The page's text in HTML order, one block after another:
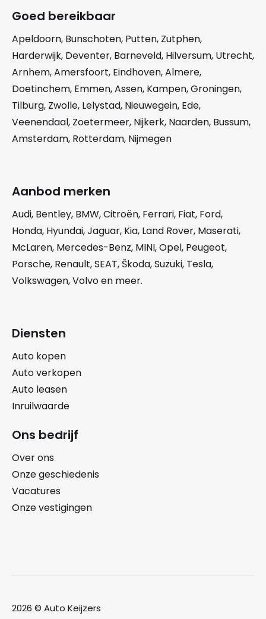
Goed bereikbaar
Apeldoorn, Bunschoten, Putten, Zutphen,
Harderwijk, Deventer, Barneveld, Hilversum, Utrecht,
Arnhem,Amersfoort, Eindhoven,Almere,
Doetinchem, Emmen,Assen, Kampen,Groningen,
Tilburg, Zwolle, Lelystad, Nieuwegein, Ede,
Veenendaal, Zoetermeer, Nijkerk, Naarden, Bussum,
Amsterdam, Rotterdam, Nijmegen
Aanbod merken
Audi, Bentley, BMW,Citroën, Ferrari, Fiat, Ford,
Honda, Hyundai,Jaguar, Kia, Land Rover, Maserati,
McLaren, Mercedes-Benz, MINI,Opel, Peugeot,
Porsche, Renault,SEAT, Škoda,Suzuki, Tesla,
Volkswagen,Volvoen meer.
Diensten
Auto kopen
Auto verkopen
Auto leasen
Inruilwaarde
Ons bedrijf
Over ons
Onze geschiedenis
Vacatures
Onze vestigingen
2026 © Auto Keijzers